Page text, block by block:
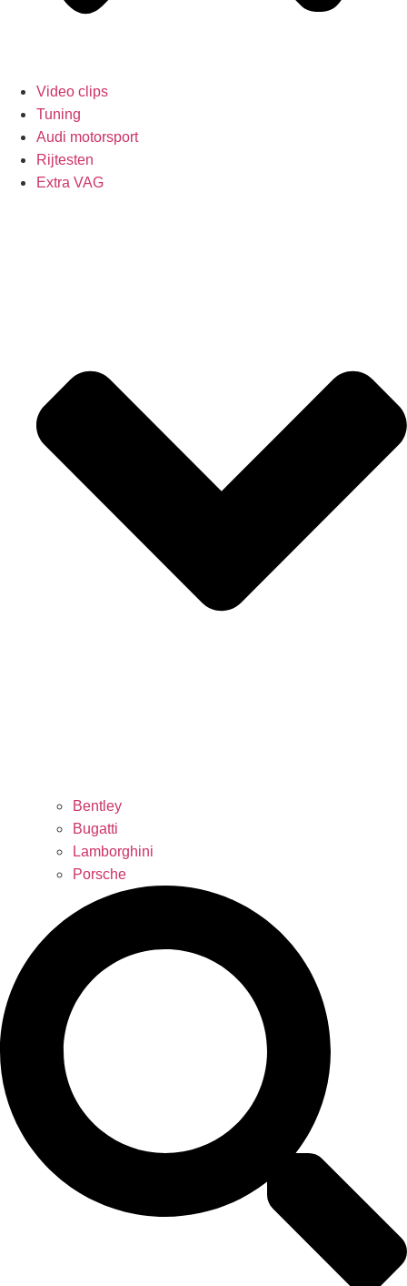
Video clips
Tuning
Audi motorsport
Rijtesten
Extra VAG
Bentley
Bugatti
Lamborghini
Porsche